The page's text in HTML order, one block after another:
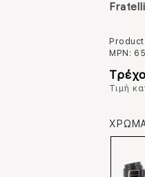
MPN:
Τιμή